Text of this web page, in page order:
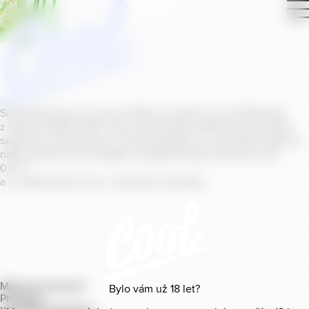
Bylo vám už 18 let?
Smícháním piva s ovocnou šťávou vytvořil v roce
z našich sládků
segmentu na bázi piva v České republice. V současné době se
naše portfolio Cool skládá z nealkoholických příchutí s alk.
0
a z nealko řady Cool+ s funkčními benefity.
Mapa provozoven
Produkty